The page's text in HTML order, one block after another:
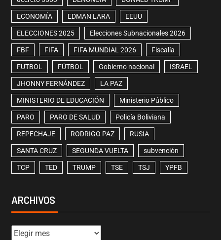
ECONOMÍA EDMAN LARA EEUU
ELECCIONES 2025 Elecciones Subnacionales 2026
FBF FIFA FIFA MUNDIAL 2026 Fiscalía
FUTBOL FÚTBOL Gobierno nacional ISRAEL
JHONNY FERNÁNDEZ LA PAZ
MINISTERIO DE EDUCACIÓN Ministerio Público
PARO PARO DE SALUD Policía Boliviana
REPECHAJE RODRIGO PAZ RUSIA
SANTA CRUZ SEGUNDA VUELTA subvención
TCP TED TRUMP TSE TSJ YPFB
ARCHIVOS